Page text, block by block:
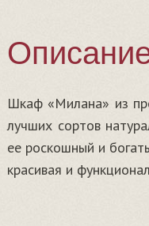
Шкаф «Милана» из
лучших сортов
ее роскошный и
красивая и